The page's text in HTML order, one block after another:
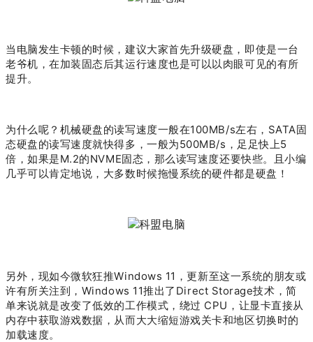
当电脑发生卡顿的时候，建议大家首先升级硬盘，即使是一台
老爷机，在加装固态后其运行速度也是可以以肉眼可见的有所
提升。
为什么呢？机械硬盘的读写速度一般在100MB/s左右，SATA固
态硬盘的读写速度就快得多，一般为500MB/s，足足快上5
倍，如果是M.2的NVME固态，那么读写速度还要快些。且小编
几乎可以肯定地说，大多数时候拖慢系统的硬件都是硬盘！
另外，现如今微软狂推Windows 11，更新至这一系统的朋友或
许有所关注到，Windows 11推出了Direct Storage技术，简
单来说就是改变了低效的工作模式，绕过 CPU，让显卡直接从
内存中获取游戏数据，从而大大缩短游戏关卡和地区切换时的
加载速度。